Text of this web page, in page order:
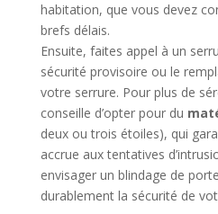
habitation, que vous devez
brefs délais.
Ensuite, faites appel à un
sécurité provisoire ou le
votre serrure. Pour plus de
conseille d’opter pour du
deux ou trois étoiles), qui
accrue aux tentatives
envisager un blindage de
durablement la sécurité de